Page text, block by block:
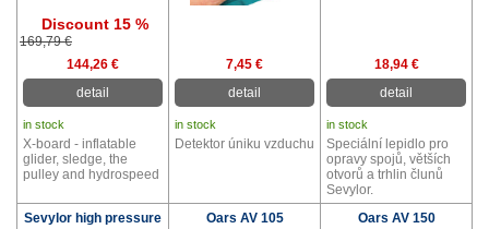
Discount 15 %
169,79 €
144,26 €
detail
7,45 €
detail
18,94 €
detail
in stock in stock in stock
X-board - inflatable
glider, sledge, the
pulley and hydrospeed
Detektor úniku vzduchu
Speciální lepidlo pro
opravy spojů, větších
otvorů a trhlin člunů
Sevylor.
Sevylor high pressure
Oars AV 105 Oars AV 150